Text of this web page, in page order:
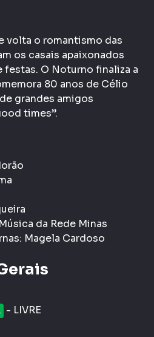
volta o romantismo das
os casais apaixonados
festas. O Noturno finaliza a
80 anos de Célio
grandes amigos
times”.
da Rede Minas
Magela Cardoso
- LIVRE